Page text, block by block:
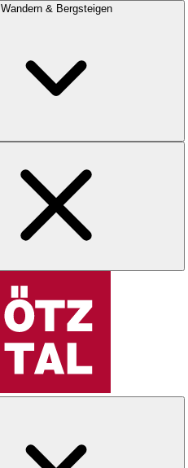
Wandern & Bergsteigen